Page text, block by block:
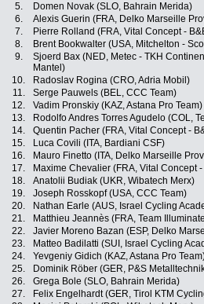
5.
Domen Novak (SLO, Bahrain Merida)
6.
Alexis Guerin (FRA, Delko Marseille
7.
Pierre Rolland (FRA, Vital Concept -
8.
Brent Bookwalter (USA, Mitchelton -
9.
Sjoerd Bax (NED, Metec - TKH
Mantel)
10. Radoslav Rogina (CRO, Adria Mobil)
11.
Serge Pauwels (BEL, CCC Team)
12.
Vadim Pronskiy (KAZ, Astana Pro Team)
13.
Rodolfo Andres Torres Agudelo (COL,
14.
Quentin Pacher (FRA, Vital Concept -
15.
Luca Covili (ITA, Bardiani CSF)
16.
Mauro Finetto (ITA, Delko Marseille
17.
Maxime Chevalier (FRA, Vital Concept
18.
Anatolii Budiak (UKR, Wibatech Merx)
19.
Joseph Rosskopf (USA, CCC Team)
20.
Nathan Earle (AUS, Israel Cycling
21.
Matthieu Jeannès (FRA, Team
22.
Javier Moreno Bazan (ESP, Delko
23.
Matteo Badilatti (SUI, Israel Cycling
24.
Yevgeniy Gidich (KAZ, Astana Pro
25.
Dominik Röber (GER, P&S
26.
Grega Bole (SLO, Bahrain Merida)
27.
Felix Engelhardt (GER, Tirol KTM
Facebook
Twitter
Newsletter: